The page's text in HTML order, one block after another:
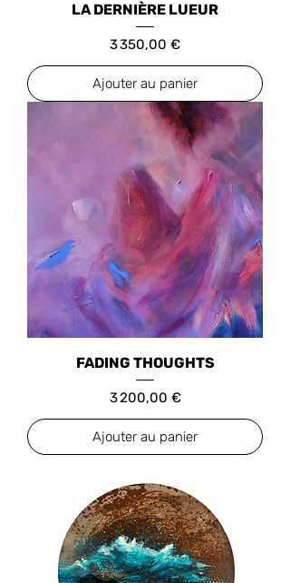
LA DERNIÈRE LUEUR
Prix
3 350,00 €
Ajouter au panier
FADING THOUGHTS
Prix
3 200,00 €
Ajouter au panier